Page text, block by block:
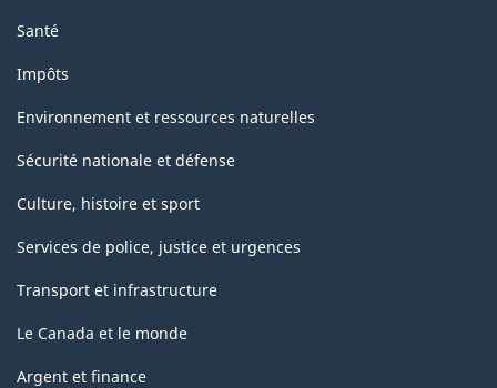
Santé
Impôts
Environnement et ressources naturelles
Sécurité nationale et défense
Culture, histoire et sport
Services de police, justice et urgences
Transport et infrastructure
Le Canada et le monde
Argent et finance